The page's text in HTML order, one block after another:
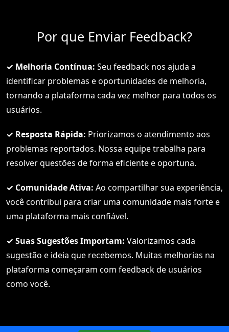
Por que Enviar Feedback?
✓ Melhoria Contínua: Seu feedback nos ajuda a
identificar problemas e oportunidades de melhoria,
tornando a plataforma cada vez melhor para todos os
usuários.
✓ Resposta Rápida: Priorizamos o atendimento aos
problemas reportados. Nossa equipe trabalha para
resolver questões de forma eficiente e oportuna.
✓ Comunidade Ativa: Ao compartilhar sua experiência,
você contribui para criar uma comunidade mais forte e
uma plataforma mais confiável.
✓ Suas Sugestões Importam: Valorizamos cada
sugestão e ideia que recebemos. Muitas melhorias na
plataforma começaram com feedback de usuários
como você.